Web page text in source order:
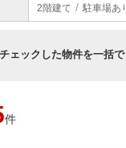
2階建て 駐車場あ
チェックした物件を一括で
件